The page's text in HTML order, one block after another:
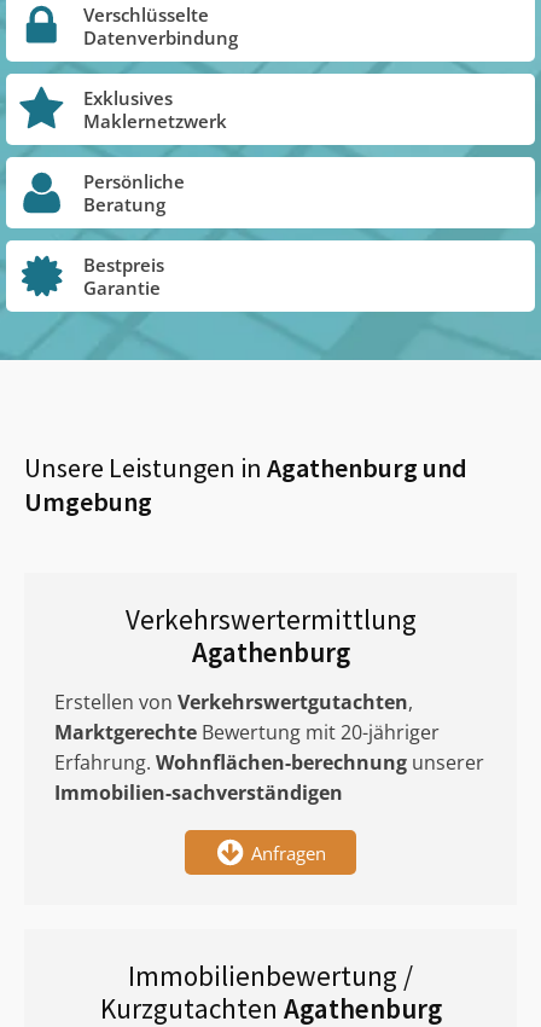
Verschlüsselte
Datenverbindung
Exklusives
Maklernetzwerk
Persönliche
Beratung
Bestpreis
Garantie
Unsere Leistungen in Agathenburg und
Umgebung
Verkehrswertermittlung
Agathenburg
Erstellen von Verkehrswertgutachten,
Marktgerechte Bewertung mit 20-jähriger
Erfahrung. Wohnflächen-berechnung unserer
Immobilien-sachverständigen
Anfragen
Immobilienbewertung /
Kurzgutachten Agathenburg